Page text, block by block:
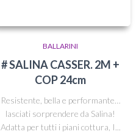
BALLARINI
# SALINA CASSER. 2M +
COP 24cm
Resistente, bella e performante…
lasciati sorprendere da Salina!
Adatta per tutti i piani cottura, I...